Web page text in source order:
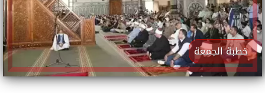
خطبة الجمعة